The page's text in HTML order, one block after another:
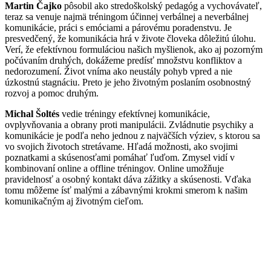
Martin Čajko pôsobil ako stredoškolský pedagóg a vychovávateľ,
teraz sa venuje najmä tréningom účinnej verbálnej a neverbálnej
komunikácie, práci s emóciami a párovému poradenstvu. Je
presvedčený, že komunikácia hrá v živote človeka dôležitú úlohu.
Verí, že efektívnou formuláciou našich myšlienok, ako aj pozorným
počúvaním druhých, dokážeme predísť množstvu konfliktov a
nedorozumení. Život vníma ako neustály pohyb vpred a nie
úzkostnú stagnáciu. Preto je jeho životným poslaním osobnostný
rozvoj a pomoc druhým.
Michal Šoltés vedie tréningy efektívnej komunikácie,
ovplyvňovania a obrany proti manipulácii. Zvládnutie psychiky a
komunikácie je podľa neho jednou z najväčších výziev, s ktorou sa
vo svojich životoch stretávame. Hľadá možnosti, ako svojimi
poznatkami a skúsenosťami pomáhať ľuďom. Zmysel vidí v
kombinovaní online a offline tréningov. Online umožňuje
pravidelnosť a osobný kontakt dáva zážitky a skúsenosti. Vďaka
tomu môžeme ísť malými a zábavnými krokmi smerom k našim
komunikačným aj životným cieľom.